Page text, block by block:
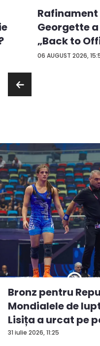
06 AUGUST 2026,
Georgette
„Back to
31 iulie 2026, 11:25
Bronz pentru
Mondialele de
Lisița a urcat pe